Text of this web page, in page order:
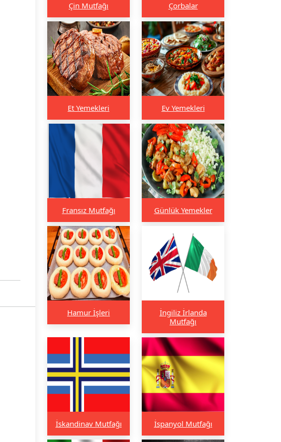
Çin Mutfağı Çorbalar
Et Yemekleri Ev Yemekleri
Fransız Mutfağı Günlük Yemekler
Hamur İşleri
İngiliz İrlanda
Mutfağı
İskandinav Mutfağı İspanyol Mutfağı